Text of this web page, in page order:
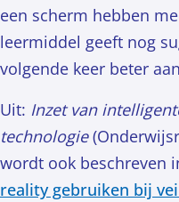
een scherm hebben
leermiddel geeft nog
volgende keer beter
Uit: Inzet van
technologie
wordt ook beschreven
reality gebruiken bij